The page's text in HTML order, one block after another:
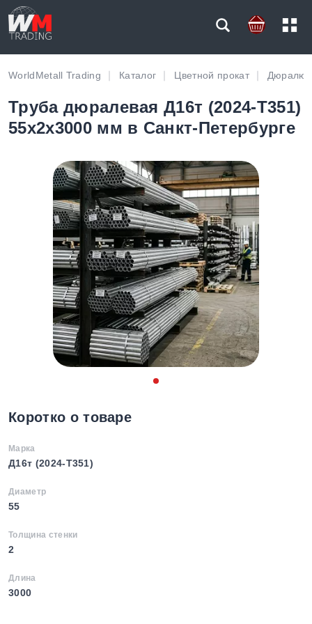
WorldMetall Trading Каталог Цветной прокат
Труба дюралевая Д16т (2024-T351)
55х2х3000 мм в Санкт-Петербурге
Коротко о товаре
Марка
Д16т (2024-T351)
Диаметр
55
Толщина стенки
2
Длина
3000